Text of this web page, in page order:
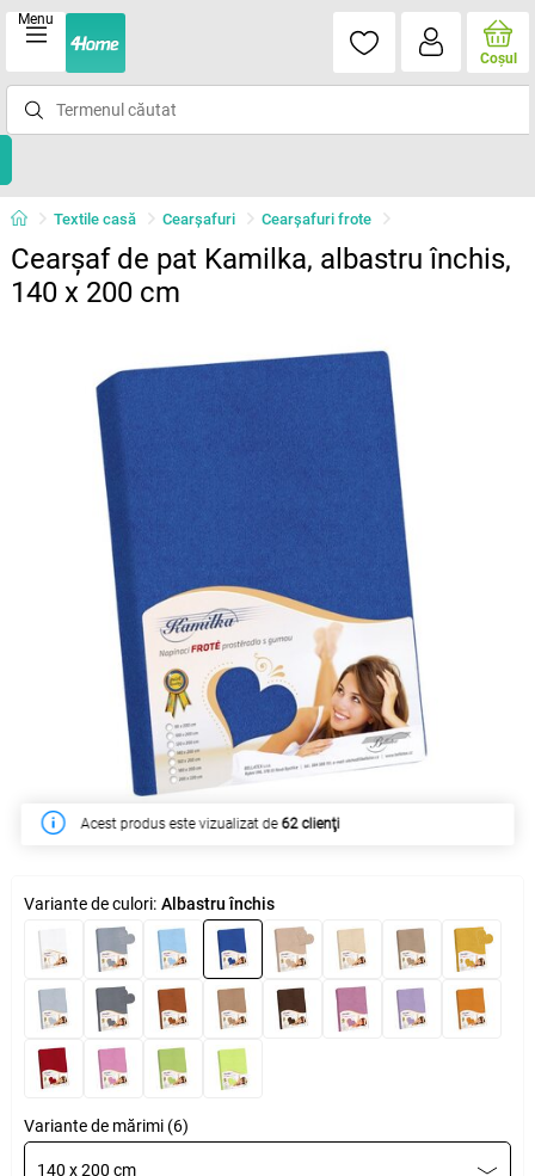
Menu
Coşul
Textile casă Cearșafuri Cearșafuri frote
Cearşaf de pat Kamilka, albastru închis,
140 x 200 cm
Acest produs este vizualizat de 62 clienţi
Variante de culori: Albastru închis
Variante de mărimi (6)
140 x 200 cm